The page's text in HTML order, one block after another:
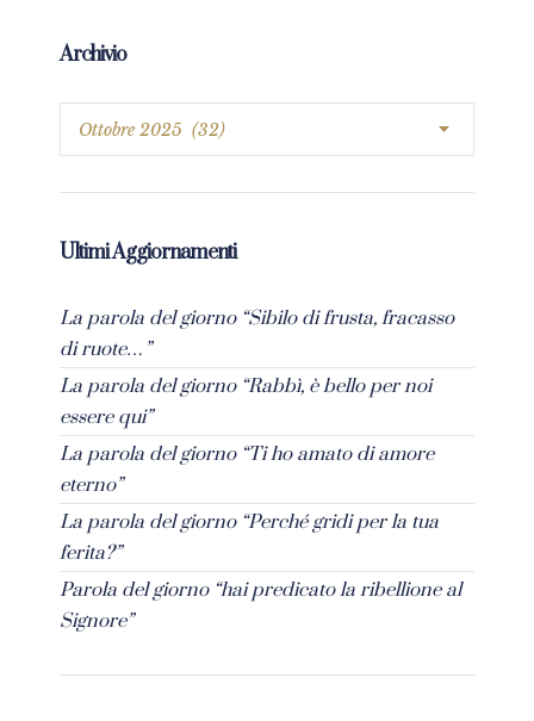
Archivio
Ultimi Aggiornamenti
La parola del giorno “Sibilo di frusta, fracasso
di ruote…”
La parola del giorno “Rabbì, è bello per noi
essere qui”
La parola del giorno “Ti ho amato di amore
eterno”
La parola del giorno “Perché gridi per la tua
ferita?”
Parola del giorno “hai predicato la ribellione al
Signore”